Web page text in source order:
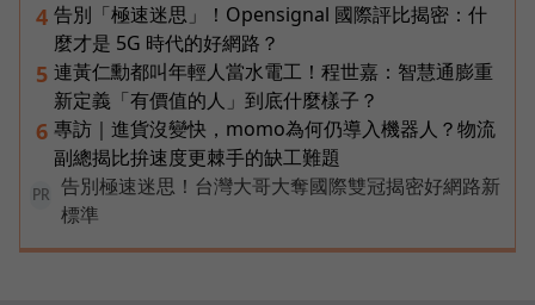
4 告別「極速迷思」！Opensignal 國際評比揭密：什
麼才是 5G 時代的好網路？
5 連黃仁勳都叫年輕人當水電工！程世嘉：智慧通膨重
新定義「有價值的人」到底什麼樣子？
6 專訪｜進貨沒變快，momo為何仍導入機器人？物流
副總揭比拚速度更棘手的缺工難題
PR
告別極速迷思！台灣大哥大奪國際雙冠揭密好網路新
標準